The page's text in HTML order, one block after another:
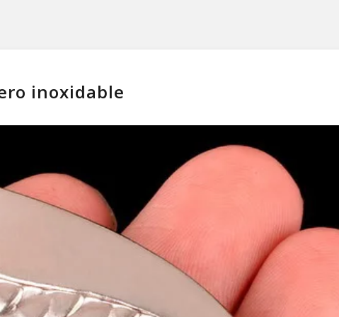
inoxidable